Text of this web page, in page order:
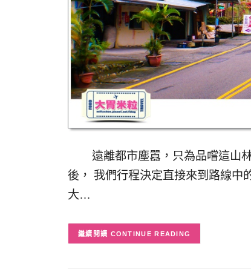
遠離都市塵囂，只為品嚐這山林
後， 我們行程決定直接來到路線中
大…
CONTINUE READING